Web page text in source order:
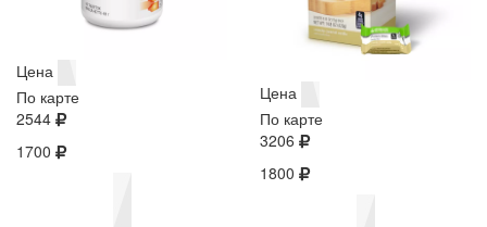
Цена
По карте
2544
1700
Цена
По карте
3206
1800